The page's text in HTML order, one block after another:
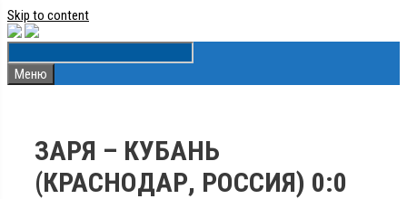
Skip to content
Меню
ЗАРЯ – КУБАНЬ
(КРАСНОДАР, РОССИЯ) 0:0